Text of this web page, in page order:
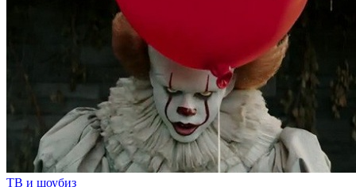
ТВ и шоубиз